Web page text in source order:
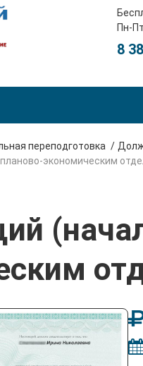
Пн-
8
переподготовка
экономическим